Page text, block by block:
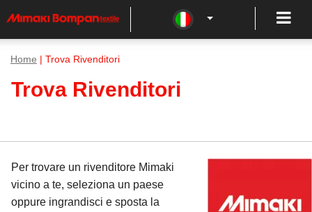
Home | Trova Rivenditori
Trova Rivenditori
Per trovare un rivenditore Mimaki
vicino a te, seleziona un paese
oppure ingrandisci e sposta la